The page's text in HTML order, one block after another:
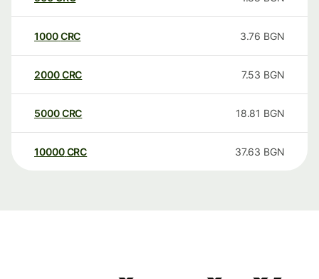
1000CRC 3.76 BGN
2000CRC 7.53 BGN
5000CRC 18.81 BGN
10000 CRC 37.63 BGN